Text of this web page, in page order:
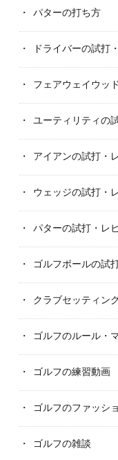
パターの打ち方
ドライバーの試打
フェアウェイウッ
ユーティリティの
アイアンの試打・
ウェッジの試打・
パターの試打・レ
ゴルフボールの試
クラブセッティン
ゴルフのルール・
ゴルフの練習動画
ゴルフのファッシ
ゴルフの雑談